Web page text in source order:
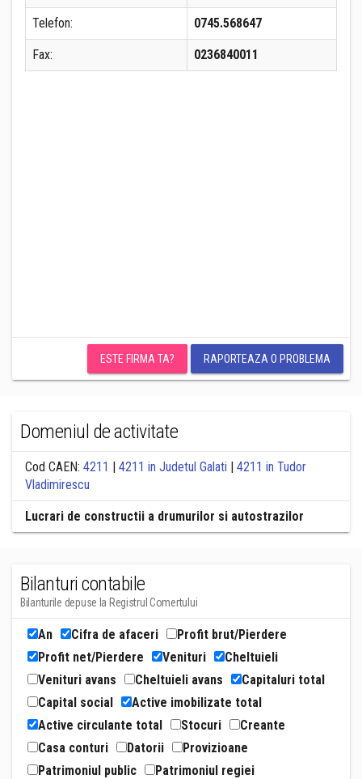
Telefon: 0745.568647
Fax: 0236840011
ESTE FIRMA TA? RAPORTEAZA O PROBLEMA
Domeniul de activitate
Cod CAEN: 4211 | 4211 in Judetul Galati | 4211 in Tudor
Vladimirescu
Lucrari de constructii a drumurilor si autostrazilor
Bilanturi contabile
Bilanturile depuse la Registrul Comertului
An Cifra de afaceri
Profit brut/Pierdere
Profit net/Pierdere
Venituri
Cheltuieli
Venituri avans
Cheltuieli avans
Capitaluri total
Capital social
Active imobilizate total
Active circulante total
Stocuri
Creante
Casa conturi
Datorii
Provizioane
Patrimoniul public
Patrimoniul regiei